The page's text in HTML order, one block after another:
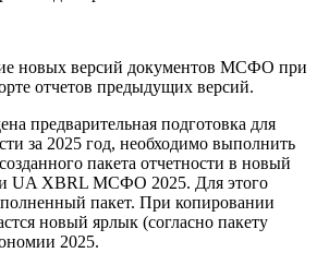
новых версий документов МСФО при
отчетов предыдущих версий.
предварительная подготовка для
за 2025 год, необходимо выполнить
пакета отчетности в новый
UA XBRL МСФО 2025. Для этого
пакет. При копировании
новый ярлык (согласно пакету
2025.